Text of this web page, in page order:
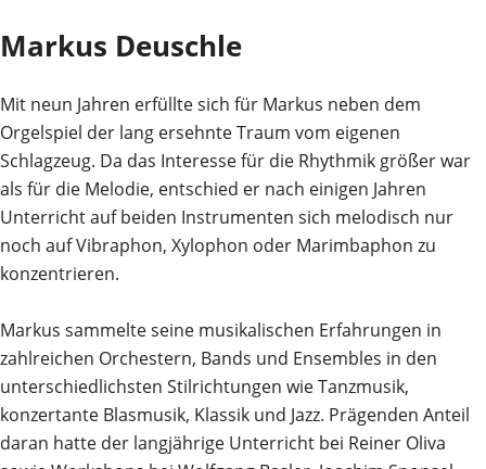
Markus Deuschle
Mit neun Jahren erfüllte sich für Markus neben dem
Orgelspiel der lang ersehnte Traum vom eigenen
Schlagzeug. Da das Interesse für die Rhythmik größer war
als für die Melodie, entschied er nach einigen Jahren
Unterricht auf beiden Instrumenten sich melodisch nur
noch auf Vibraphon, Xylophon oder Marimbaphon zu
konzentrieren.
Markus sammelte seine musikalischen Erfahrungen in
zahlreichen Orchestern, Bands und Ensembles in den
unterschiedlichsten Stilrichtungen wie Tanzmusik,
konzertante Blasmusik, Klassik und Jazz. Prägenden Anteil
daran hatte der langjährige Unterricht bei Reiner Oliva